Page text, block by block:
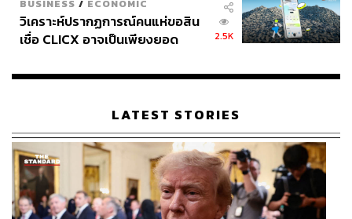
BUSINESS / ECONOMIC
วิเคราะห์ปรากฏการณ์คนแห่ขอสิน
เชื่อ CLICX อาจเป็นเพียงยอด
เรือนไทยที่ถูกซุกไว้
2.5K
LATEST STORIES